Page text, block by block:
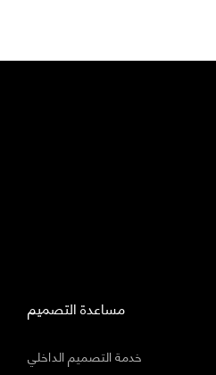
مساعدة التصميم
خدمة التصميم الداخلي